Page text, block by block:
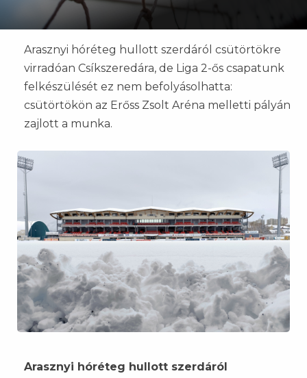
Arasznyi hóréteg hullott szerdáról csütörtökre
virradóan Csíkszeredára, de Liga 2-ős csapatunk
felkészülését ez nem befolyásolhatta:
csütörtökön az Erőss Zsolt Aréna melletti pályán
zajlott a munka.
Arasznyi hóréteg hullott szerdáról